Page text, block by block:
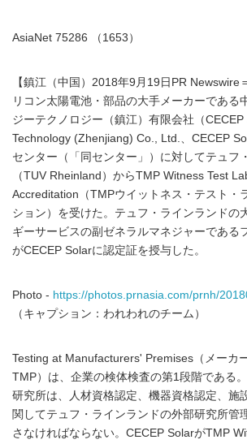
AsiaNet 75286 （1653）
【鎮江（中国）2018年9月19日PR Newswire
リコン太陽電池・部品の大手メーカーである
ジーテクノロジー（鎮江）有限会社（
Technology (Zhenjiang) Co., Ltd.、CECEP
センター（「同センター」）に対してテュフ
（TUV Rheinland）からTMP Witness Test
Accreditation（TMPウイットネス・テスト・
ション）を受けた。テュフ・ラインランドの
ギーサービスの副ゼネラルマネジャーである
がCECEP Solarに認定証を授与した。
Photo - https://photos.prnasia.com/prnh/
（キャプション：われわれのチーム）
Testing at Manufacturers' Premises（メーカ
TMP）は、企業の検体検査の第1段階である
研究所は、人材資格認定、機器資格認定、施
関してテュフ・ラインランドの外部研究所管
さなければならない。CECEP SolarがTMP